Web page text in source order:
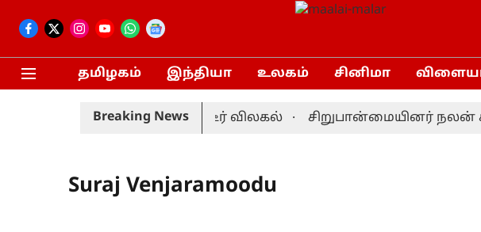
தமிழகம் இந்தியா உலகம் சினிமா
Breaking News
தொடர்: முன்னணி வீரர் திடீர் விலகல் சிறுபான்மையினர் நலன்
Suraj Venjaramoodu